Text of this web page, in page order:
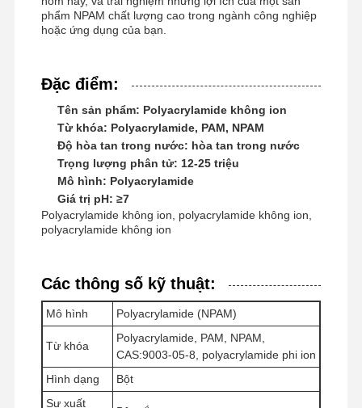
Sản Phẩm Video
Về Chúng
phẩm NPAM chất lượng cao trong ngành công nghiệp
hoặc ứng dụng của bạn.
Đặc điểm:
Tên sản phẩm: Polyacrylamide không ion
Từ khóa: Polyacrylamide, PAM, NPAM
Độ hòa tan trong nước: hòa tan trong nước
Trọng lượng phân tử: 12-25 triệu
Mô hình: Polyacrylamide
Giá trị pH: ≥7
Polyacrylamide không ion, polyacrylamide không ion,
polyacrylamide không ion
Các thông số kỹ thuật:
Mô hình Polyacrylamide (NPAM)
Từ khóa
Polyacrylamide, PAM, NPAM,
CAS:9003-05-8, polyacrylamide phi ion
Hình dạng
Bột
Sự xuất